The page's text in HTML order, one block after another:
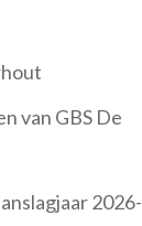
van GBS De
2026-